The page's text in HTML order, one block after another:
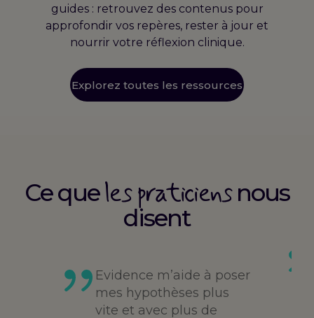
guides : retrouvez des contenus pour
approfondir vos repères, rester à jour et
nourrir votre réflexion clinique.
Explorez toutes les ressources
Ce queles praticiensnous
disent
Evidence m’aide à poser
mes hypothèses plus
vite et avec plus de